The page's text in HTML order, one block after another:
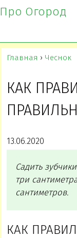
Про Огород
Главная › Чеснок
КАК
13.06.2020
Садить
три
сантиметров.
КАК